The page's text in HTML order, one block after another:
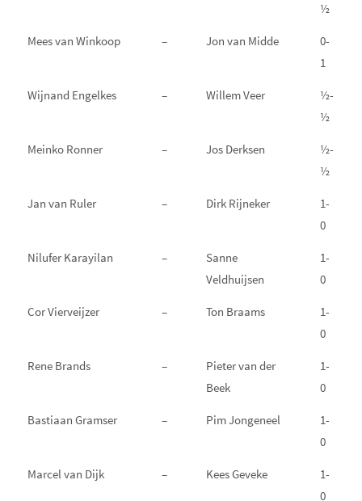
½
Mees van Winkoop – Jon van Midde
0-
1
Wijnand Engelkes – Willem Veer
½-
½
Meinko Ronner – Jos Derksen
½-
½
Jan van Ruler – Dirk Rijneker
1-
0
Nilufer Karayilan –
Sanne
Veldhuijsen
1-
0
Cor Vierveijzer – Ton Braams
1-
0
Rene Brands –
Pieter van der
Beek
1-
0
Bastiaan Gramser – Pim Jongeneel
1-
0
Marcel van Dijk – Kees Geveke
1-
0